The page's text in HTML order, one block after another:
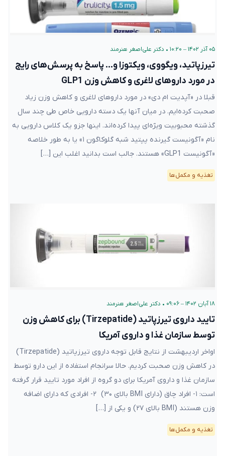
۰۵ آذر ۱۴۰۲ – ۱۰:۲۰ • دکتر علی‌اصغر هنرمند
تیرزپاتید، ویگووی، ویکتوزا و… پاسخ به پرسش‌های رایج
در مورد داروهای لاغری و کاهش وزن GLP1
قبلا در «آپدیت ام دی» در مورد داروهای لاغری و کاهش وزن زیاد
صحبت کرده‌ایم. در میان آنها یک دسته دارویی خاص طی چند سال
گذشته محبوبیت ویژه‌ای پیدا کرده‌اند. اینها جزو یک کلاس دارویی به
نام «آگونیست گیرنده پپتید شبه گلوکاگون ۱» یا به طور خلاصه
«آگونیست GLP1» هستند. جالب است بدانید اغلب این […]
تغذیه و مکمل‌ها
۱۸ آبان ۱۴۰۲ – ۰۹:۰۶ • دکتر علی‌اصغر هنرمند
تایید داروی تیرزپاتید (Tirzepatide) برای کاهش وزن
توسط سازمان غذا و داروی آمریکا
اواخر اردیبهشت از نتایج قابل توجه داروی تیرزپاتید (Tirzepatide)
در کاهش وزن صحبت کردیم. حالا سرانجام استفاده از این دارو توسط
سازمان غذا و داروی آمریکا برای دو گروه از افراد مورد تایید قرار گرفته
است: ۱- افراد چاق (دارای BMI بالای ۳۰) ۲- افرادی که دارای اضافه
وزن هستند (BMI بالای ۲۷) و یکی از […]
تغذیه و مکمل‌ها